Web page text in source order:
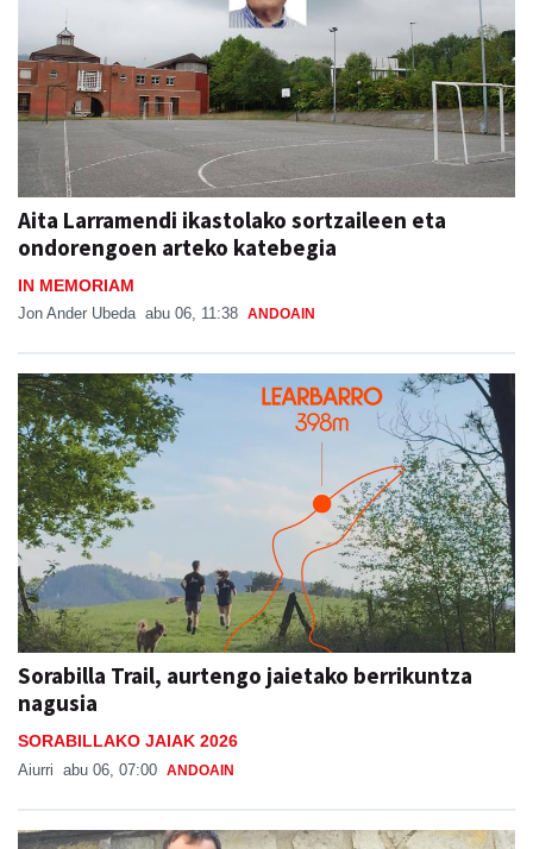
Aita Larramendi ikastolako sortzaileen eta
ondorengoen arteko katebegia
IN MEMORIAM
Jon Ander Ubeda abu 06, 11:38 ANDOAIN
Sorabilla Trail, aurtengo jaietako berrikuntza
nagusia
SORABILLAKO JAIAK 2026
Aiurri abu 06, 07:00 ANDOAIN